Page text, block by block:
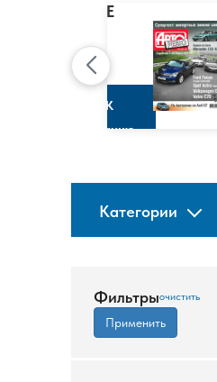
CLAIRE
МАРИ
КЛЭР
К
изданию
Категории
Фильтры